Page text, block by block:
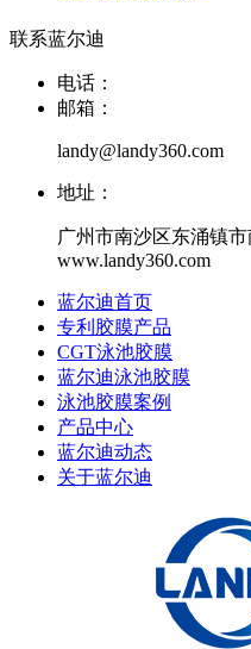
联系蓝尔迪
电话：
邮箱：
landy@landy360.com
地址：
广州市南沙区东涌镇市
www.landy360.com
蓝尔迪首页
专利胶膜产品
CGT泳池胶膜
蓝尔迪泳池胶膜
泳池胶膜案例
产品中心
蓝尔迪动态
关于蓝尔迪